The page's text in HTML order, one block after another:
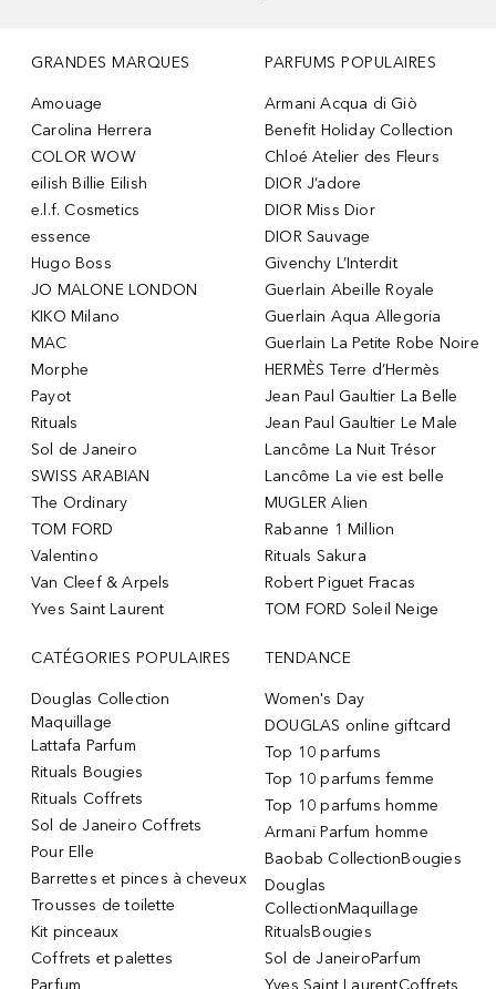
GRANDES MARQUES
Amouage
Carolina Herrera
COLOR WOW
eilish Billie Eilish
e.l.f. Cosmetics
essence
Hugo Boss
JO MALONE LONDON
KIKO Milano
MAC
Morphe
Payot
Rituals
Sol de Janeiro
SWISS ARABIAN
The Ordinary
TOM FORD
Valentino
Van Cleef & Arpels
Yves Saint Laurent
PARFUMS POPULAIRES
Armani Acqua di Giò
Benefit Holiday Collection
Chloé Atelier des Fleurs
DIOR J’adore
DIOR Miss Dior
DIOR Sauvage
Givenchy L’Interdit
Guerlain Abeille Royale
Guerlain Aqua Allegoria
Guerlain La Petite Robe Noire
HERMÈS Terre d’Hermès
Jean Paul Gaultier La Belle
Jean Paul Gaultier Le Male
Lancôme La Nuit Trésor
Lancôme La vie est belle
MUGLER Alien
Rabanne 1 Million
Rituals Sakura
Robert Piguet Fracas
TOM FORD Soleil Neige
CATÉGORIES POPULAIRES
Douglas Collection
Maquillage
Lattafa Parfum
Rituals Bougies
Rituals Coffrets
Sol de Janeiro Coffrets
Pour Elle
Barrettes et pinces à cheveux
Trousses de toilette
Kit pinceaux
Coffrets et palettes
Parfum
TENDANCE
Women's Day
DOUGLAS online giftcard
Top 10 parfums
Top 10 parfums femme
Top 10 parfums homme
Armani Parfum homme
Baobab CollectionBougies
Douglas
CollectionMaquillage
RitualsBougies
Sol de JaneiroParfum
Yves Saint LaurentCoffrets